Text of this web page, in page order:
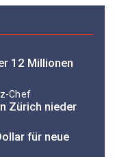
12 Millionen
Chef
Zürich nieder
für neue